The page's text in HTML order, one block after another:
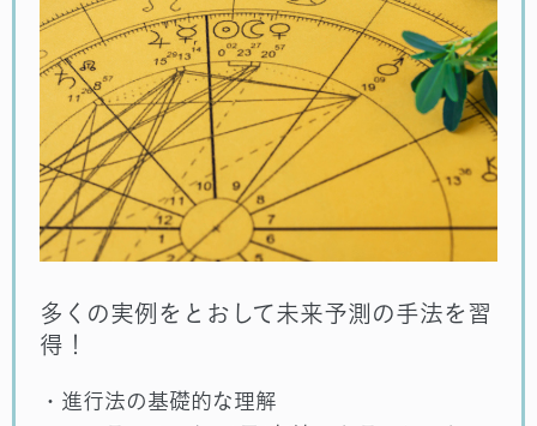
多くの実例をとおして未来予測の手法を習
得！
・進行法の基礎的な理解